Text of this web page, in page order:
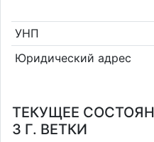
УНП
Юридический адрес
ТЕКУЩЕЕ
3 Г. ВЕТКИ